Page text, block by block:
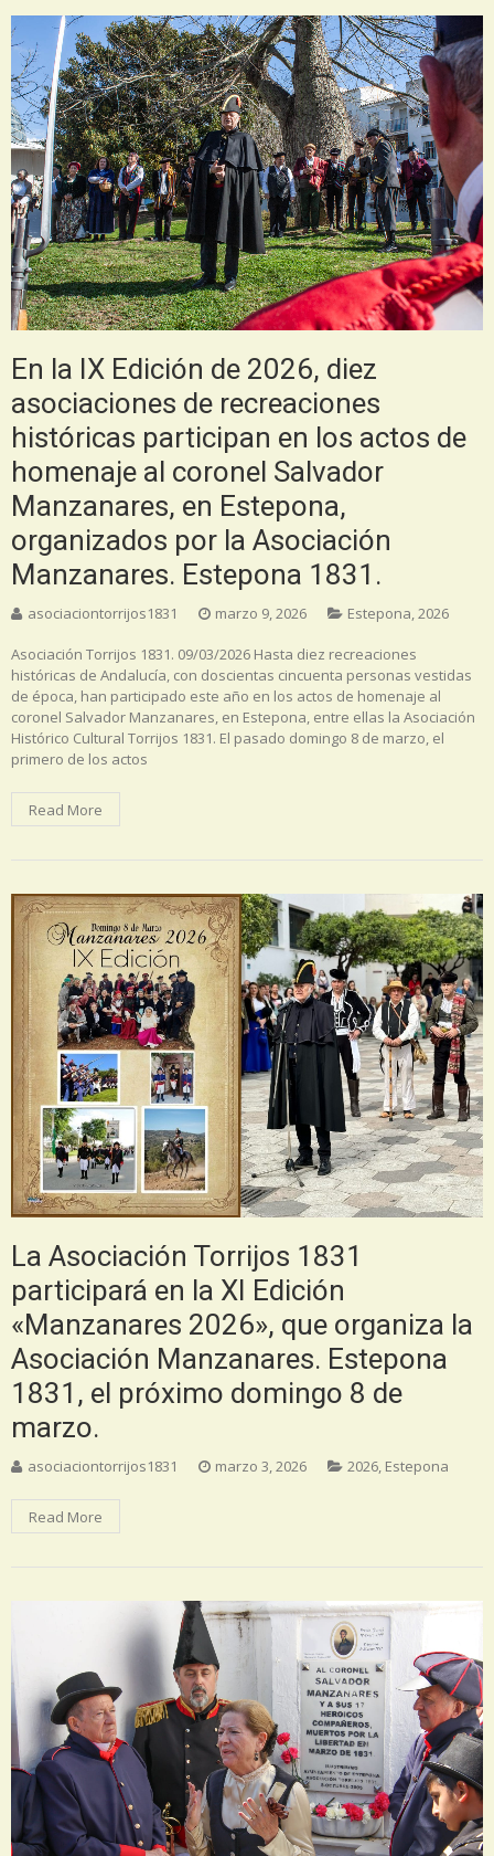
En la IX Edición de 2026, diez
asociaciones de recreaciones
históricas participan en los actos de
homenaje al coronel Salvador
Manzanares, en Estepona,
organizados por la Asociación
Manzanares. Estepona 1831.
asociaciontorrijos1831 marzo 9, 2026 Estepona,2026
Asociación Torrijos 1831. 09/03/2026 Hasta diez recreaciones
históricas de Andalucía, con doscientas cincuenta personas vestidas
de época, han participado este año en los actos de homenaje al
coronel Salvador Manzanares, en Estepona, entre ellas la Asociación
Histórico Cultural Torrijos 1831. El pasado domingo 8 de marzo, el
primero de los actos
Read More
La Asociación Torrijos 1831
participará en la XI Edición
«Manzanares 2026», que organiza la
Asociación Manzanares. Estepona
1831, el próximo domingo 8 de
marzo.
asociaciontorrijos1831 marzo 3, 2026 2026, Estepona
Read More